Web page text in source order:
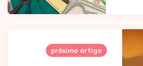
próximo artigo